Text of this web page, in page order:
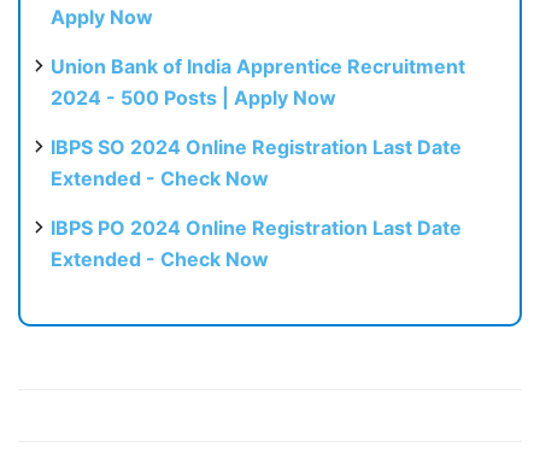
Apply Now
Union Bank of India Apprentice Recruitment
2024 - 500 Posts | Apply Now
IBPS SO 2024 Online Registration Last Date
Extended - Check Now
IBPS PO 2024 Online Registration Last Date
Extended - Check Now